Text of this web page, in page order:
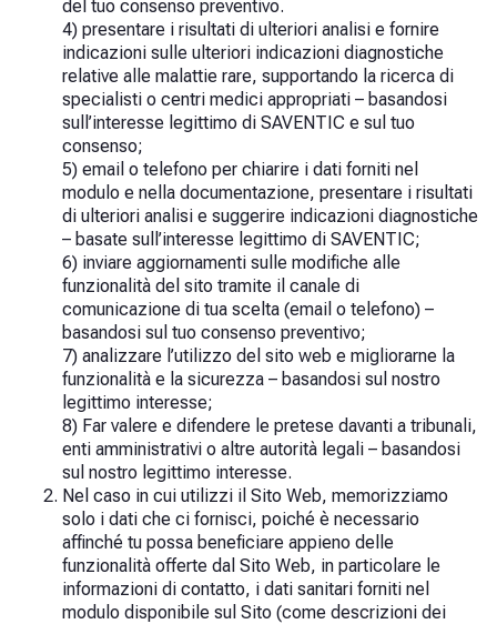
del tuo consenso preventivo.
4) presentare i risultati di ulteriori analisi e fornire
indicazioni sulle ulteriori indicazioni diagnostiche
relative alle malattie rare, supportando la ricerca di
specialisti o centri medici appropriati – basandosi
sull’interesse legittimo di SAVENTIC e sul tuo
consenso;
5) email o telefono per chiarire i dati forniti nel
modulo e nella documentazione, presentare i risultati
di ulteriori analisi e suggerire indicazioni diagnostiche
– basate sull’interesse legittimo di SAVENTIC;
6) inviare aggiornamenti sulle modifiche alle
funzionalità del sito tramite il canale di
comunicazione di tua scelta (email o telefono) –
basandosi sul tuo consenso preventivo;
7) analizzare l’utilizzo del sito web e migliorarne la
funzionalità e la sicurezza – basandosi sul nostro
legittimo interesse;
8) Far valere e difendere le pretese davanti a tribunali,
enti amministrativi o altre autorità legali – basandosi
sul nostro legittimo interesse.
Nel caso in cui utilizzi il Sito Web, memorizziamo
solo i dati che ci fornisci, poiché è necessario
affinché tu possa beneficiare appieno delle
funzionalità offerte dal Sito Web, in particolare le
informazioni di contatto, i dati sanitari forniti nel
modulo disponibile sul Sito (come descrizioni dei